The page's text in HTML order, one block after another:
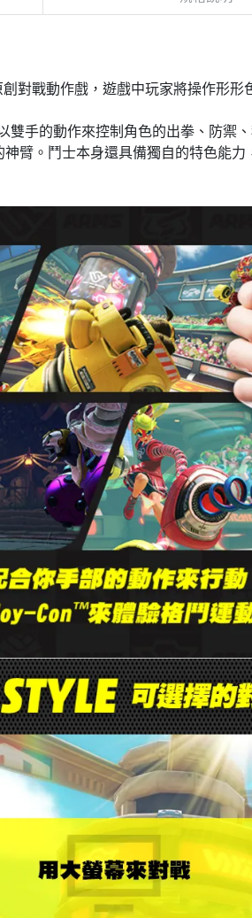
創對戰動作戲，遊戲中玩家將操作形
雙手的動作來控制角色的出拳、防禦
臂。鬥士本身還具備獨自的特色能力